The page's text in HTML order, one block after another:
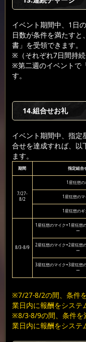
イベント期間中、1日
日数が条件を満たす
書」を受領できます。
※（それぞれ7日間持
※第二週のイベントで
す。
14.組合せお礼
イベント期間中、指定
合せを達成すれば、以
ます。
期間 指定組合
7/27-
8/2
1星狂想の
1星狂想のマ
1星狂想のギ
8/3-8/9
1星狂想のマイク+1星狂想
ー
2星狂想のマイク+2星狂想
ー
3星狂想のマイク+3星狂想
ー
※7/27-8/2の間、条件
業日内に報酬をシステ
※8/3-8/9の間、条件を
業日内に報酬をシステ